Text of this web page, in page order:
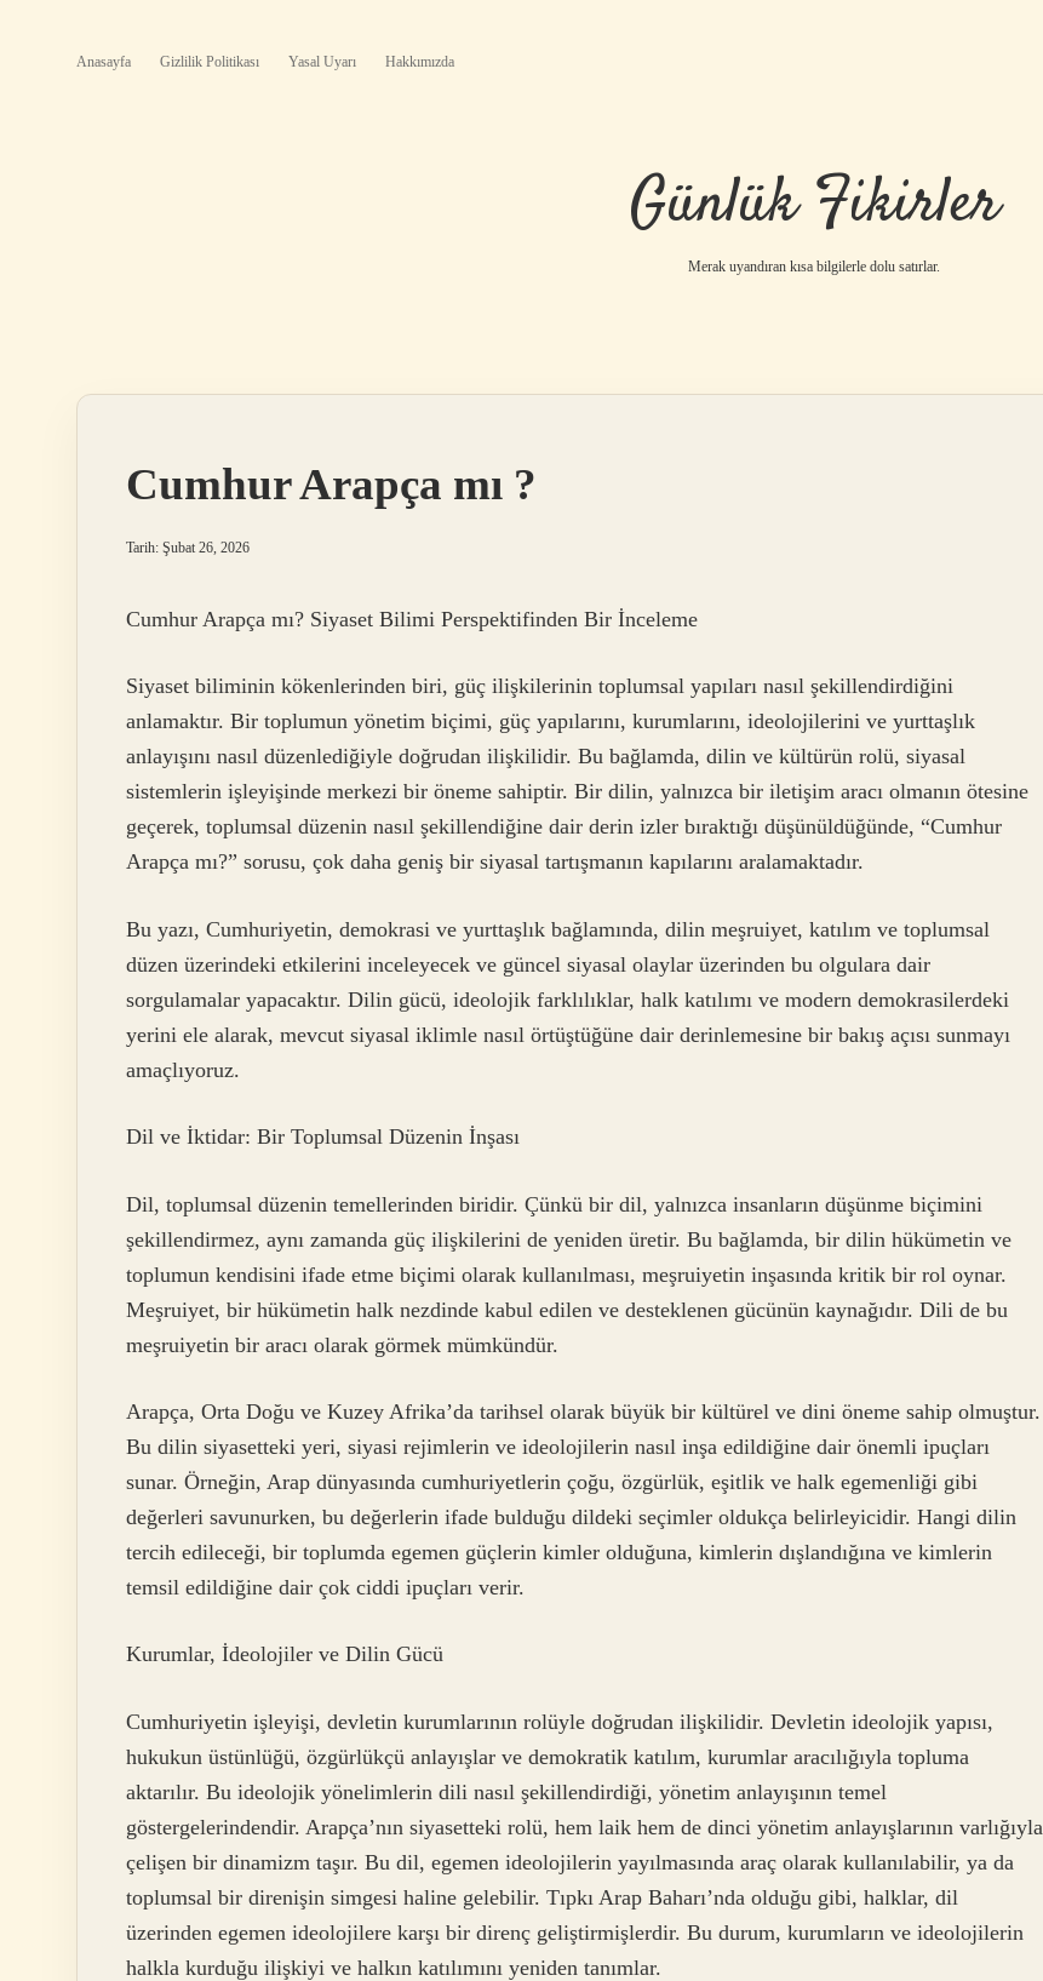
Anasayfa Gizlilik Politikası Yasal Uyarı Hakkımızda
Günlük Fikirler
Merak uyandıran kısa bilgilerle dolu satırlar.
Cumhur Arapça mı ?
Tarih: Şubat 26, 2026
Cumhur Arapça mı? Siyaset Bilimi Perspektifinden Bir İnceleme
Siyaset biliminin kökenlerinden biri, güç ilişkilerinin toplumsal yapıları nasıl şekillendirdiğini
anlamaktır. Bir toplumun yönetim biçimi, güç yapılarını, kurumlarını, ideolojilerini ve yurttaşlık
anlayışını nasıl düzenlediğiyle doğrudan ilişkilidir. Bu bağlamda, dilin ve kültürün rolü, siyasal
sistemlerin işleyişinde merkezi bir öneme sahiptir. Bir dilin, yalnızca bir iletişim aracı olmanın ötesine
geçerek, toplumsal düzenin nasıl şekillendiğine dair derin izler bıraktığı düşünüldüğünde, “Cumhur
Arapça mı?” sorusu, çok daha geniş bir siyasal tartışmanın kapılarını aralamaktadır.
Bu yazı, Cumhuriyetin, demokrasi ve yurttaşlık bağlamında, dilin meşruiyet, katılım ve toplumsal
düzen üzerindeki etkilerini inceleyecek ve güncel siyasal olaylar üzerinden bu olgulara dair
sorgulamalar yapacaktır. Dilin gücü, ideolojik farklılıklar, halk katılımı ve modern demokrasilerdeki
yerini ele alarak, mevcut siyasal iklimle nasıl örtüştüğüne dair derinlemesine bir bakış açısı sunmayı
amaçlıyoruz.
Dil ve İktidar: Bir Toplumsal Düzenin İnşası
Dil, toplumsal düzenin temellerinden biridir. Çünkü bir dil, yalnızca insanların düşünme biçimini
şekillendirmez, aynı zamanda güç ilişkilerini de yeniden üretir. Bu bağlamda, bir dilin hükümetin ve
toplumun kendisini ifade etme biçimi olarak kullanılması, meşruiyetin inşasında kritik bir rol oynar.
Meşruiyet, bir hükümetin halk nezdinde kabul edilen ve desteklenen gücünün kaynağıdır. Dili de bu
meşruiyetin bir aracı olarak görmek mümkündür.
Arapça, Orta Doğu ve Kuzey Afrika’da tarihsel olarak büyük bir kültürel ve dini öneme sahip olmuştur.
Bu dilin siyasetteki yeri, siyasi rejimlerin ve ideolojilerin nasıl inşa edildiğine dair önemli ipuçları
sunar. Örneğin, Arap dünyasında cumhuriyetlerin çoğu, özgürlük, eşitlik ve halk egemenliği gibi
değerleri savunurken, bu değerlerin ifade bulduğu dildeki seçimler oldukça belirleyicidir. Hangi dilin
tercih edileceği, bir toplumda egemen güçlerin kimler olduğuna, kimlerin dışlandığına ve kimlerin
temsil edildiğine dair çok ciddi ipuçları verir.
Kurumlar, İdeolojiler ve Dilin Gücü
Cumhuriyetin işleyişi, devletin kurumlarının rolüyle doğrudan ilişkilidir. Devletin ideolojik yapısı,
hukukun üstünlüğü, özgürlükçü anlayışlar ve demokratik katılım, kurumlar aracılığıyla topluma
aktarılır. Bu ideolojik yönelimlerin dili nasıl şekillendirdiği, yönetim anlayışının temel
göstergelerindendir. Arapça’nın siyasetteki rolü, hem laik hem de dinci yönetim anlayışlarının varlığıyla
çelişen bir dinamizm taşır. Bu dil, egemen ideolojilerin yayılmasında araç olarak kullanılabilir, ya da
toplumsal bir direnişin simgesi haline gelebilir. Tıpkı Arap Baharı’nda olduğu gibi, halklar, dil
üzerinden egemen ideolojilere karşı bir direnç geliştirmişlerdir. Bu durum, kurumların ve ideolojilerin
halkla kurduğu ilişkiyi ve halkın katılımını yeniden tanımlar.